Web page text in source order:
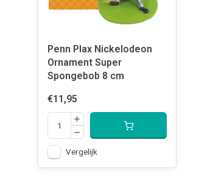
Penn Plax Nickelodeon
Ornament Super
Spongebob 8 cm
€11,95
Vergelijk